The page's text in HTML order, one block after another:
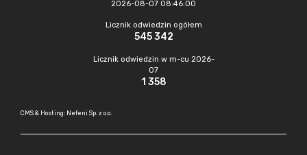
2026-08-07 08:46:00
Licznik odwiedzin ogółem
545 342
Licznik odwiedzin w m-cu 2026-
07
1 358
CMS & Hosting: Nefeni Sp. z o.o.